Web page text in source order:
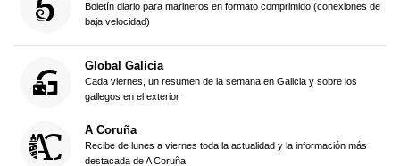
Boletín diario para marineros en formato comprimido (conexiones de
baja velocidad)
Global Galicia
Cada viernes, un resumen de la semana en Galicia y sobre los
gallegos en el exterior
A Coruña
Recibe de lunes a viernes toda la actualidad y la información más
destacada de A Coruña